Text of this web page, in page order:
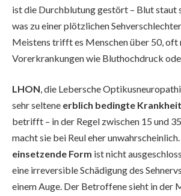
ist die Durchblutung gestört – Blut staut
was zu einer plötzlichen
Meistens trifft es Menschen über 50, oft
Vorerkrankungen wie Bluthochdruck
LHON, die Lebersche
sehr seltene erblich bedingte Krankheit
betrifft – in der Regel zwischen 15 und
macht sie bei Reul eher
einsetzende Form ist nicht
eine irreversible Schädigung des
einem Auge. Der Betroffene sieht in der